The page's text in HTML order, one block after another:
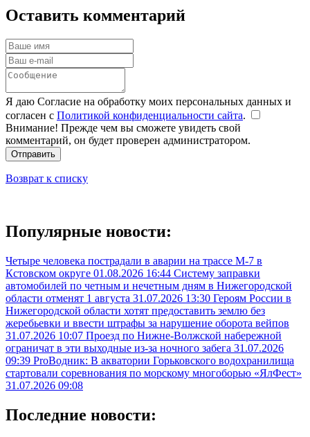
Оставить комментарий
Я даю Согласие на обработку моих персональных данных и
согласен с Политикой конфиденциальности сайта.
Внимание! Прежде чем вы сможете увидеть свой
комментарий, он будет проверен администратором.
Отправить
Возврат к списку
Популярные новости:
Четыре человека пострадали в аварии на трассе М-7 в
Кстовском округе 01.08.2026 16:44 Систему заправки
автомобилей по четным и нечетным дням в Нижегородской
области отменят 1 августа 31.07.2026 13:30 Героям России в
Нижегородской области хотят предоставить землю без
жеребьевки и ввести штрафы за нарушение оборота вейпов
31.07.2026 10:07 Проезд по Нижне-Волжской набережной
ограничат в эти выходные из-за ночного забега 31.07.2026
09:39 ProВодник: В акватории Горьковского водохранилища
стартовали соревнования по морскому многоборью «ЯлФест»
31.07.2026 09:08
Последние новости: